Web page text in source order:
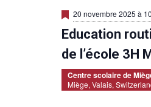
M
i
s
e
n
a
v
a
n
20 novembre 2025 à
Education
de l’école 3H
Centre scolaire de
Miège, Valais,